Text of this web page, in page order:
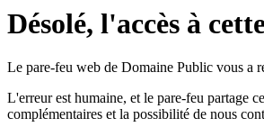
Désolé, l'accès à
Le pare-feu web de Domaine Public vous a
L'erreur est humaine, et le pare-feu partage
complémentaires et la possibilité de nous